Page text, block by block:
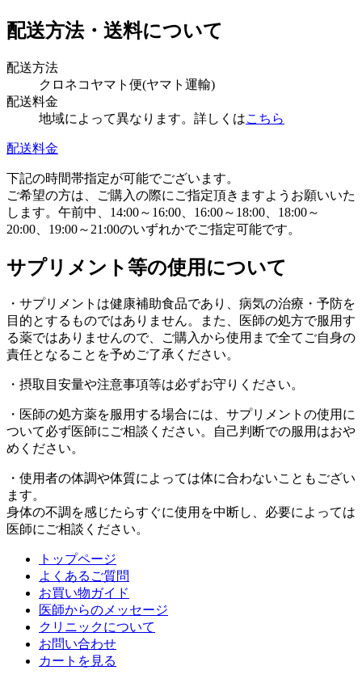
配送方法・送料について
配送方法
クロネコヤマト便(ヤマト運輸)
配送料金
地域によって異なります。詳しくはこちら
配送料金
下記の時間帯指定が可能でございます。
ご希望の方は、ご購入の際にご指定頂きますようお願いいた
します。午前中、14:00～16:00、16:00～18:00、18:00～
20:00、19:00～21:00のいずれかでご指定可能です。
サプリメント等の使用について
・サプリメントは健康補助食品であり、病気の治療・予防を
目的とするものではありません。また、医師の処方で服用す
る薬ではありませんので、ご購入から使用まで全てご自身の
責任となることを予めご了承ください。
・摂取目安量や注意事項等は必ずお守りください。
・医師の処方薬を服用する場合には、サプリメントの使用に
ついて必ず医師にご相談ください。自己判断での服用はおや
めください。
・使用者の体調や体質によっては体に合わないこともござい
ます。
身体の不調を感じたらすぐに使用を中断し、必要によっては
医師にご相談ください。
トップページ
よくあるご質問
お買い物ガイド
医師からのメッセージ
クリニックについて
お問い合わせ
カートを見る